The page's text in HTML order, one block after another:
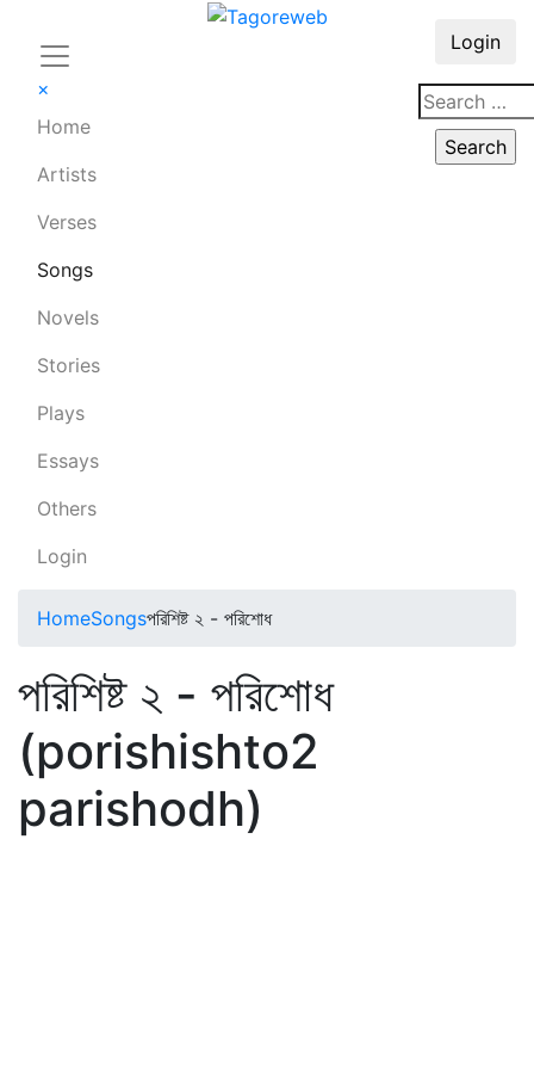
×
Home
Artists
Verses
Songs
Novels
Stories
Plays
Essays
Others
Login
Login
HomeSongsপরিশিষ্ট ২ - পরিশোধ
পরিশিষ্ট ২ - পরিশোধ
(porishishto2
parishodh)